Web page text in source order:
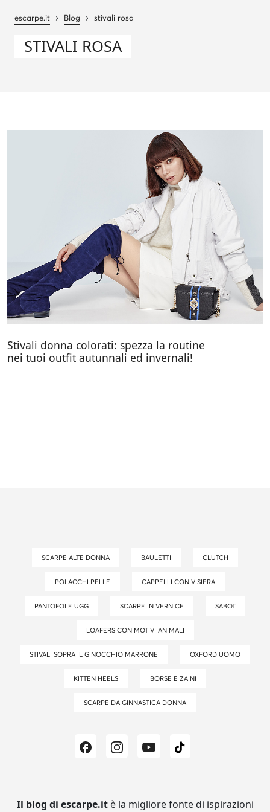
escarpe.it › Blog › stivali rosa
STIVALI ROSA
Stivali donna colorati: spezza la routine
nei tuoi outfit autunnali ed invernali!
SCARPE ALTE DONNA BAULETTI CLUTCH
POLACCHI PELLE CAPPELLI CON VISIERA
PANTOFOLE UGG SCARPE IN VERNICE SABOT
LOAFERS CON MOTIVI ANIMALI
STIVALI SOPRA IL GINOCCHIO MARRONE OXFORD UOMO
KITTEN HEELS BORSE E ZAINI
SCARPE DA GINNASTICA DONNA
Il blog di escarpe.it è la migliore fonte di ispirazioni